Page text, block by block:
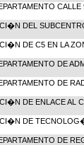
CALLE
DEL
DE C5 EN LA
DE
DE
DE ENLACE AL
DE
DE